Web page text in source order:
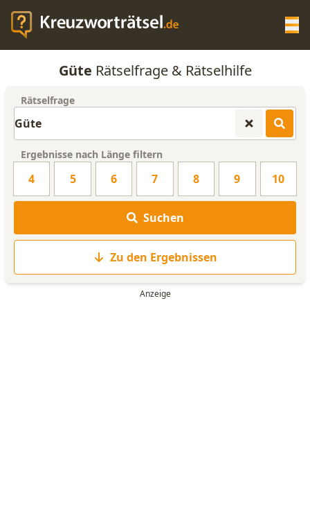
KREUZWORTRÄTSEL-HILFE
WORTLISTE
Güte Rätselfrage & Rätselhilfe
Rätselfrage
Ergebnisse nach Länge filtern
4 5 6 7 8 9 10
Suchen
Zu den Ergebnissen